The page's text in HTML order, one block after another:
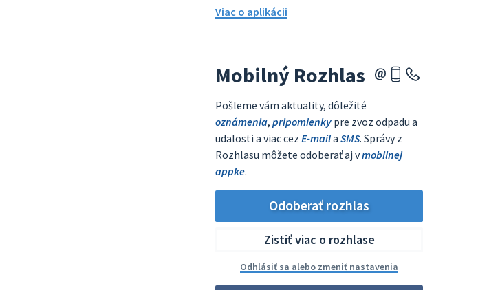
Viac o aplikácii
Mobilný Rozhlas
Pošleme vám aktuality, dôležité
oznámenia, pripomienky pre zvoz odpadu a
udalosti a viac cez E-maila SMS. Správy z
Rozhlasu môžete odoberať aj vmobilnej
appke.
Odoberať rozhlas
Zistiť viac o rozhlase
Odhlásiť sa alebo zmeniť nastavenia